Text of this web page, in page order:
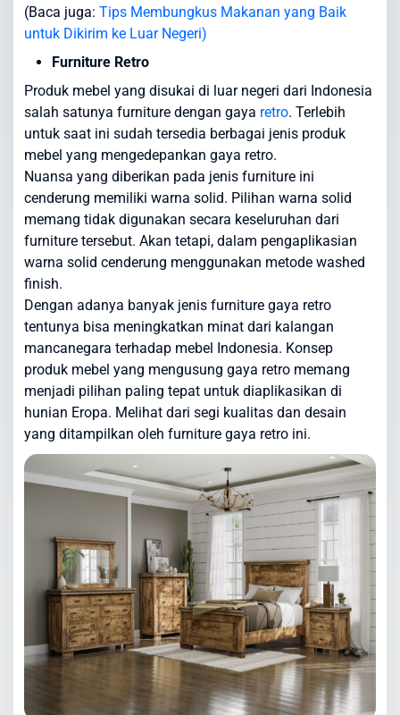
(Baca juga: Tips Membungkus Makanan yang Baik
untuk Dikirim ke Luar Negeri)
Furniture Retro
Produk mebel yang disukai di luar negeri dari Indonesia
salah satunya furniture dengan gaya retro. Terlebih
untuk saat ini sudah tersedia berbagai jenis produk
mebel yang mengedepankan gaya retro.
Nuansa yang diberikan pada jenis furniture ini
cenderung memiliki warna solid. Pilihan warna solid
memang tidak digunakan secara keseluruhan dari
furniture tersebut. Akan tetapi, dalam pengaplikasian
warna solid cenderung menggunakan metode washed
finish.
Dengan adanya banyak jenis furniture gaya retro
tentunya bisa meningkatkan minat dari kalangan
mancanegara terhadap mebel Indonesia. Konsep
produk mebel yang mengusung gaya retro memang
menjadi pilihan paling tepat untuk diaplikasikan di
hunian Eropa. Melihat dari segi kualitas dan desain
yang ditampilkan oleh furniture gaya retro ini.